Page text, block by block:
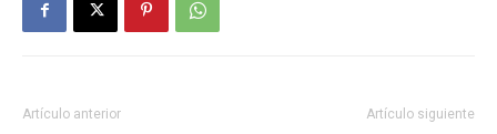
Artículo anterior Artículo siguiente